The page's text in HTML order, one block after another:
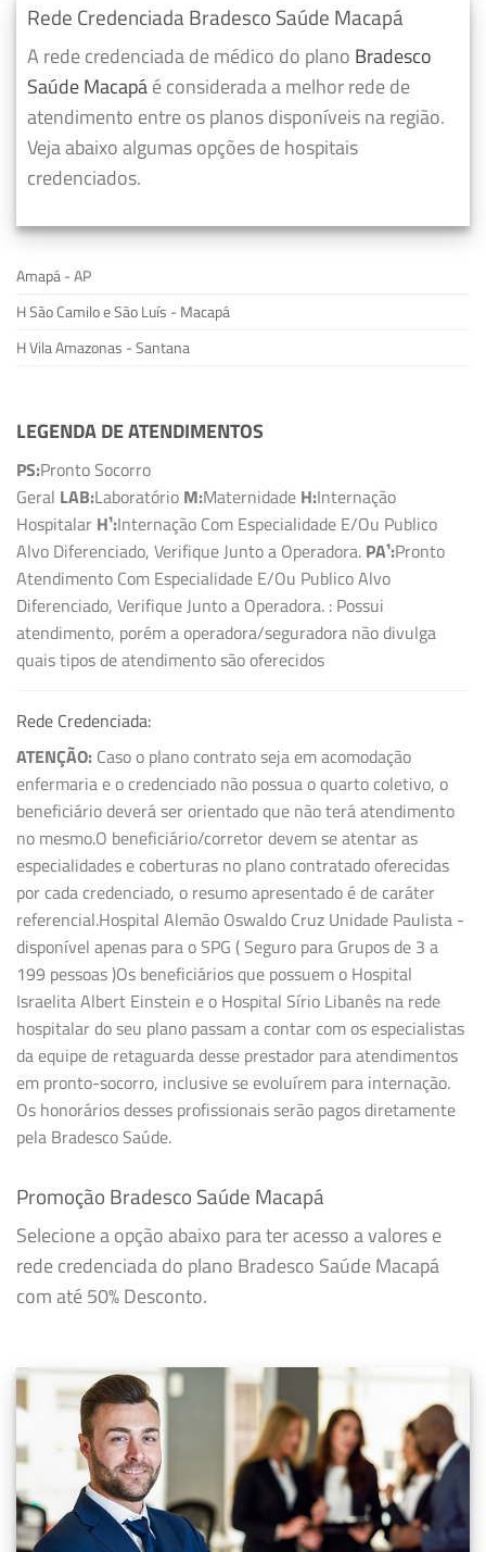
Rede Credenciada Bradesco Saúde Macapá
A rede credenciada de médico do plano Bradesco
Saúde Macapáé considerada a melhor rede de
atendimento entre os planos disponíveis na região.
Veja abaixo algumas opções de hospitais
credenciados.
Amapá - AP
H São Camilo e São Luís - Macapá
H Vila Amazonas - Santana
LEGENDA DE ATENDIMENTOS
PS:Pronto Socorro
Geral LAB:Laboratório M:Maternidade H:Internação
Hospitalar H¹:Internação Com Especialidade E/Ou Publico
Alvo Diferenciado, Verifique Junto a Operadora. PA¹:Pronto
Atendimento Com Especialidade E/Ou Publico Alvo
Diferenciado, Verifique Junto a Operadora. : Possui
atendimento, porém a operadora/seguradora não divulga
quais tipos de atendimento são oferecidos
Rede Credenciada:
ATENÇÃO: Caso o plano contrato seja em acomodação
enfermaria e o credenciado não possua o quarto coletivo, o
beneficiário deverá ser orientado que não terá atendimento
no mesmo.O beneficiário/corretor devem se atentar as
especialidades e coberturas no plano contratado oferecidas
por cada credenciado, o resumo apresentado é de caráter
referencial.Hospital Alemão Oswaldo Cruz Unidade Paulista -
disponível apenas para o SPG ( Seguro para Grupos de 3 a
199 pessoas )Os beneficiários que possuem o Hospital
Israelita Albert Einstein e o Hospital Sírio Libanês na rede
hospitalar do seu plano passam a contar com os especialistas
da equipe de retaguarda desse prestador para atendimentos
em pronto-socorro, inclusive se evoluírem para internação.
Os honorários desses profissionais serão pagos diretamente
pela Bradesco Saúde.
Promoção Bradesco Saúde Macapá
Selecione a opção abaixo para ter acesso a valores e
rede credenciada do plano Bradesco Saúde Macapá
com até 50% Desconto.